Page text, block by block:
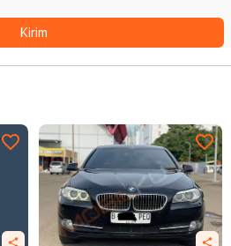
Kirim